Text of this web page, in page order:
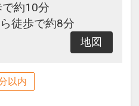
で約10分
徒歩で約8分
地図
以内